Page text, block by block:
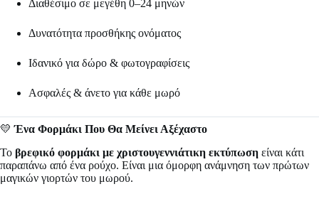
Διαθέσιμο σε μεγέθη 0–24 μηνών
Δυνατότητα προσθήκης ονόματος
Ιδανικό για δώρο & φωτογραφίσεις
Ασφαλές & άνετο για κάθε μωρό
💛Ένα Φορμάκι Που Θα Μείνει Αξέχαστο
Το βρεφικό φορμάκι με χριστουγεννιάτικη εκτύπωση είναι κάτι
παραπάνω από ένα ρούχο. Είναι μια όμορφη ανάμνηση των πρώτων
μαγικών γιορτών του μωρού.